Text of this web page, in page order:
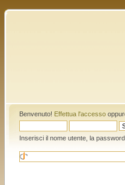
Benvenuto! Effettua l'accesso
Inserisci il nome utente, la